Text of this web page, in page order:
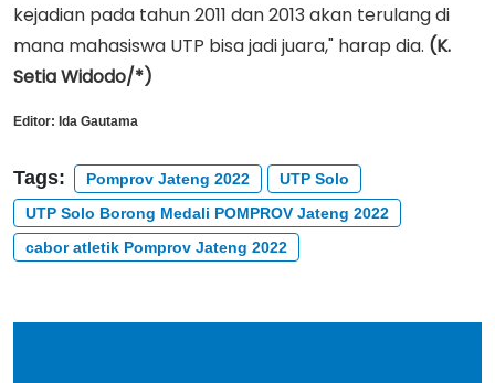
kejadian pada tahun 2011 dan 2013 akan terulang di
mana mahasiswa UTP bisa jadi juara," harap dia. (K.
Setia Widodo/*)
Editor: Ida Gautama
Tags: Pomprov Jateng 2022
UTP Solo
UTP Solo Borong Medali POMPROV Jateng 2022
cabor atletik Pomprov Jateng 2022